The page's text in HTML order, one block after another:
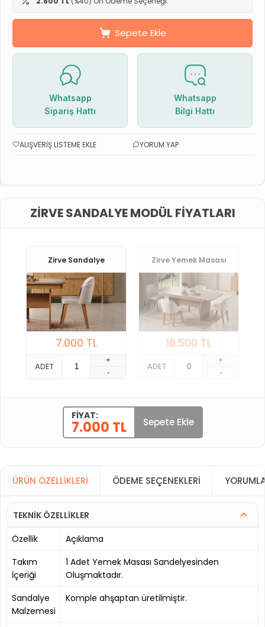
Sepete Ekle
Whatsapp
Sipariş Hattı
Whatsapp
Bilgi Hattı
ALIŞVERIŞ LISTEME EKLE YORUM YAP
ZIRVE SANDALYE MODÜL FIYATLARI
Zirve Sandalye
7.000 TL
ADET
+
-
Zirve Yemek Masası
18.500 TL
ADET
+
-
FIYAT:
7.000 TL Sepete Ekle
ÜRÜN ÖZELLIKLERI ÖDEME SEÇENEKLERI
TEKNİK ÖZELLİKLER
Özellik
Açıklama
Takım
İçeriği
1 Adet Yemek Masası Sandelyesinden
Oluşmaktadır.
Sandalye
Malzemesi
Komple ahşaptan üretilmiştir.